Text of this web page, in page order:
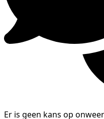
Er is geen kans op